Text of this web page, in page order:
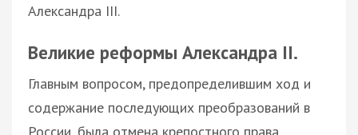
Александра III.
Великие реформы Александра II.
Главным вопросом, предопределившим ход и
содержание последующих преобразований в
России, была отмена крепостного права